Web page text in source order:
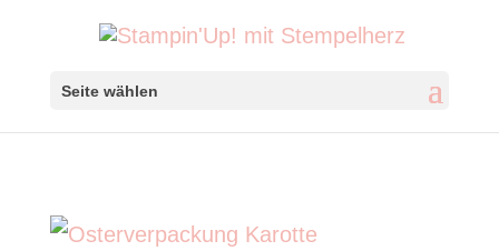
Seite wählen